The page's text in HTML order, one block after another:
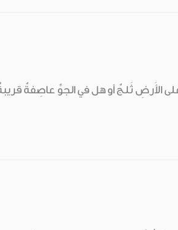
ثَلجٌ أو هل في الجوِّ عاصِفةٌ